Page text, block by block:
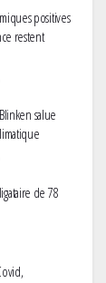
positives
restent
salue
de 78